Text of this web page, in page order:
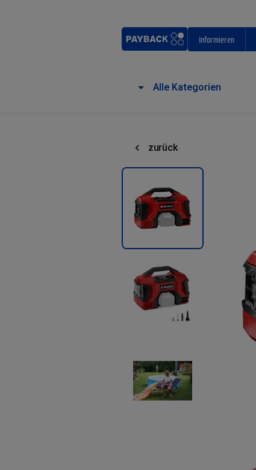
Informieren
Alle Kategorien
zurück